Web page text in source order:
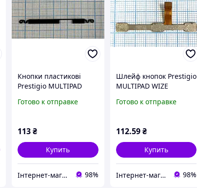
Кнопки пластикові
Prestigio MULTIPAD
Готово к отправке
113₴
Купить
Інтернет-магазин "SHRAK" 98%
Шлейф кнопок Prestigio
MULTIPAD WIZE
Готово к отправке
112.59 ₴
Купить
Інтернет-магазин "SHRAK" 98%